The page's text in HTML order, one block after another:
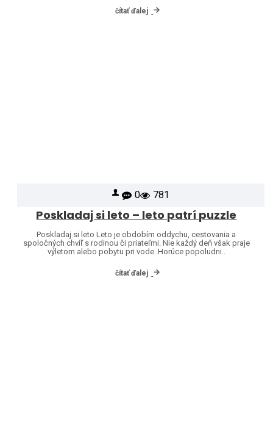
čítať ďalej
0 781
Poskladaj si leto – leto patrí puzzle
Poskladaj si leto Leto je obdobím oddychu, cestovania a
spoločných chvíľ s rodinou či priateľmi. Nie každý deň však praje
výletom alebo pobytu pri vode. Horúce popoludni..
čítať ďalej